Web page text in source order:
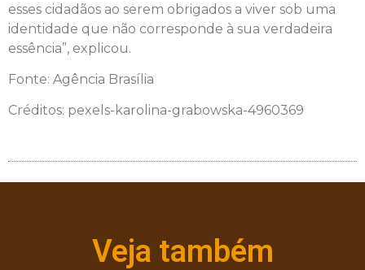
esses cidadãos ao serem obrigados a viver sob uma
identidade que não corresponde à sua verdadeira
essência”, explicou.
Fonte: Agência Brasília
Créditos: pexels-karolina-grabowska-4960369
Veja também